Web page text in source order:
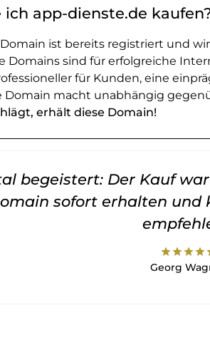
ich app-dienste.de
ist bereits registriert und
Domains sind für erfolgreiche
für Kunden, eine
Domain macht unabhängig
erhält diese Domain!
begeistert: Der Kauf
sofort erhalten und
starstarstarstar
Georg